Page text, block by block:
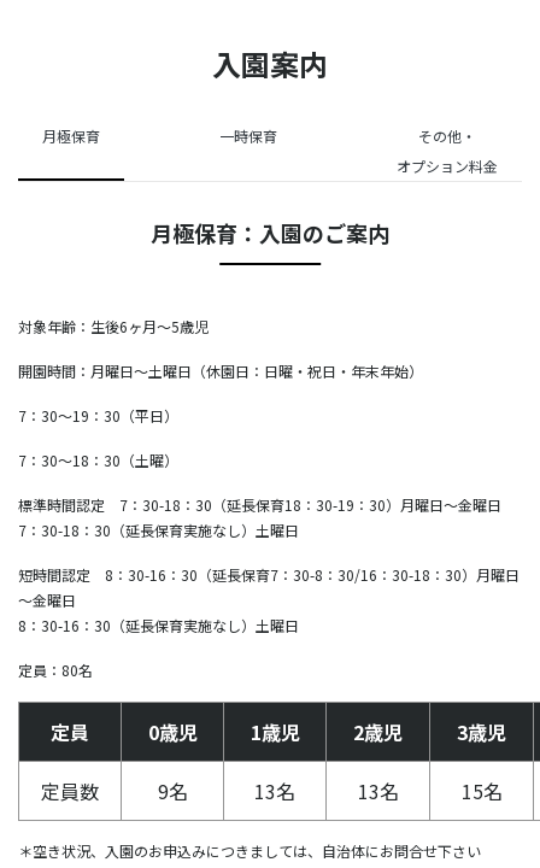
入園案内
月極保育 一時保育
その他・
オプション料金
月極保育：入園のご案内
対象年齢：生後6ヶ月～5歳児
開園時間：月曜日～土曜日（休園日：日曜・祝日・年末年始）
7：30～19：30（平日）
7：30～18：30（土曜）
標準時間認定 7：30-18：30（延長保育18：30-19：30）月曜日～金曜日
7：30-18：30（延長保育実施なし）土曜日
短時間認定 8：30-16：30（延長保育7：30-8：30/16：30-18：30）月曜日
～金曜日
8：30-16：30（延長保育実施なし）土曜日
定員：80名
定員 0歳児 1歳児 2歳児 3歳児
定員数 9名 13名 13名 15名
＊空き状況、入園のお申込みにつきましては、自治体にお問合せ下さい